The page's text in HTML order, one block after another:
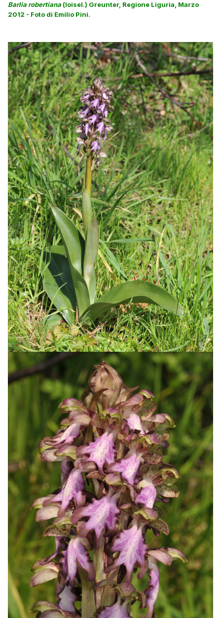
Barlia robertiana (loisel.) Greunter, Regione Liguria, Marzo
2012 - Foto di Emilio Pini.